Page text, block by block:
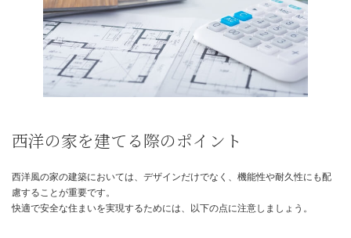
屋根・窓・外壁の組み合わせ例
例えば、切妻屋根、アーチ型の窓、レンガの外壁を組み合わせれば
ッパ風の伝統的な外観になります。
れば、モダンで洗練された外観になります。
現できるでしょう。
それぞれの素材やデザインの持つ特性を理解し、それらを組み合わ
で、想像を超える魅力的な空間を作り出すことが可能です。